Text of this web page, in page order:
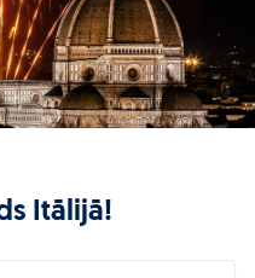
Itālijā!